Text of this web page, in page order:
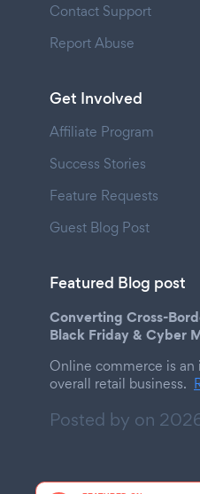
Contact Support
Report Abuse
Get Involved
Affiliate Program
Success Stories
Feature Requests
Guest Blog Post
Featured Blog post
Converting Cross-
Black Friday & Cyber
Online commerce is
overall retail business.
Posted by on